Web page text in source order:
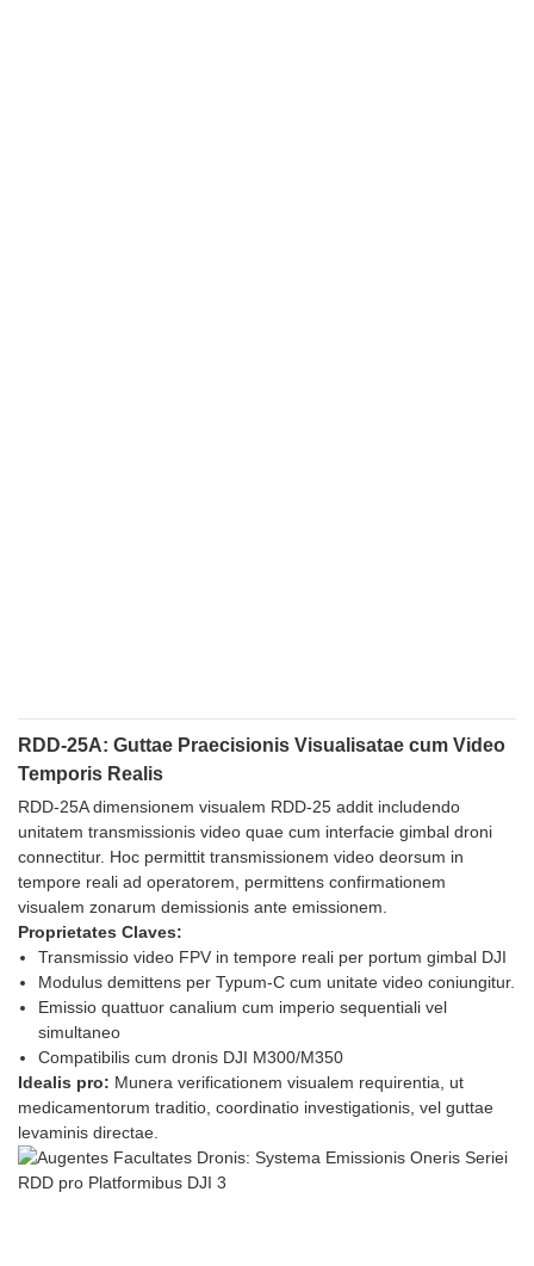
RDD-25A: Guttae Praecisionis Visualisatae cum Video
Temporis Realis
RDD-25A dimensionem visualem RDD-25 addit includendo
unitatem transmissionis video quae cum interfacie gimbal droni
connectitur. Hoc permittit transmissionem video deorsum in
tempore reali ad operatorem, permittens confirmationem
visualem zonarum demissionis ante emissionem.
Proprietates Claves:
Transmissio video FPV in tempore reali per portum gimbal DJI
Modulus demittens per Typum-C cum unitate video coniungitur.
Emissio quattuor canalium cum imperio sequentiali vel
simultaneo
Compatibilis cum dronis DJI M300/M350
Idealis pro: Munera verificationem visualem requirentia, ut
medicamentorum traditio, coordinatio investigationis, vel guttae
levaminis directae.